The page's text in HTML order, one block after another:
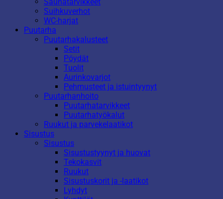
Suihkuverhot
WC-harjat
Puutarha
Puutarhakalusteet
Setit
Pöydät
Tuolit
Aurinkovarjot
Pehmusteet ja istuintyynyt
Puutarhanhoito
Puutarhatarvikkeet
Puutarhatyökalut
Ruukut ja parvekelaatikot
Sisustus
Sisustus
Sisustustyynyt ja huovat
Tekokasvit
Ruukut
Sisustuskorit ja -laatikot
Lyhdyt